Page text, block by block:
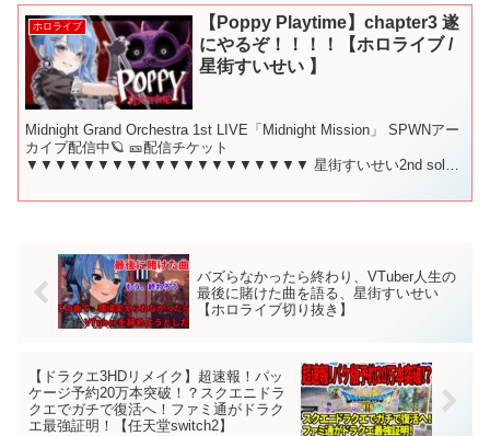
ホロライブ
【Poppy Playtime】chapter3 遂
にやるぞ！！！！【ホロライブ /
星街すいせい 】
Midnight Grand Orchestra 1st LIVE「Midnight Mission」 SPWNアー
カイブ配信中🪐 🎫配信チケット
▼▼▼▼▼▼▼▼▼▼▼▼▼▼▼▼▼▼▼▼ 星街すいせい2nd solo
バズらなかったら終わり、VTuber人生の
最後に賭けた曲を語る、星街すいせい
【ホロライブ切り抜き】
【ドラクエ3HDリメイク】超速報！パッ
ケージ予約20万本突破！？スクエニドラ
クエでガチで復活へ！ファミ通がドラク
エ最強証明！【任天堂switch2】